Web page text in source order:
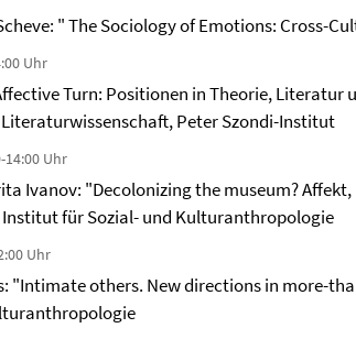
" The Sociology of Emotions: Cross-
Uhr
Turn: Positionen in Theorie, Literatur
Peter Szondi-Institut
Uhr
Ivanov: "Decolonizing the museum?
Institut für Sozial- und Kulturanthropologie
Uhr
"Intimate others. New directions in more-